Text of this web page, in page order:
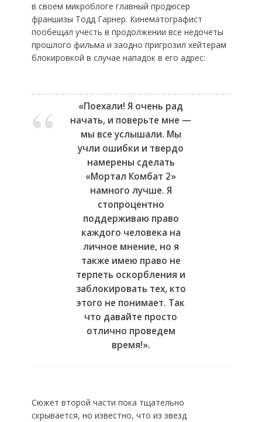
в своем микроблоге главный продюсер
франшизы Тодд Гарнер. Кинематографист
пообещал учесть в продолжении все недочеты
прошлого фильма и заодно пригрозил хейтерам
блокировкой в случае нападок в его адрес:
«Поехали! Я очень рад
начать, и поверьте мне —
мы все услышали. Мы
учли ошибки и твердо
намерены сделать
«Мортал Комбат 2»
намного лучше. Я
стопроцентно
поддерживаю право
каждого человека на
личное мнение, но я
также имею право не
терпеть оскорбления и
заблокировать тех, кто
этого не понимает. Так
что давайте просто
отлично проведем
время!».
Сюжет второй части пока тщательно
скрывается, но известно, что из звезд